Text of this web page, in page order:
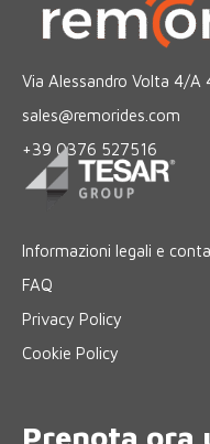
Via Alessandro Volta 4/
sales@remorides.com
+39 0376 527516
Informazioni legali e
FAQ
Privacy Policy
Cookie Policy